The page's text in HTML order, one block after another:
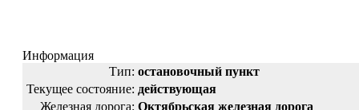
Информация
Тип: остановочный пункт
Текущее состояние: действующая
Железная дорога: Октябрьская железная дорога